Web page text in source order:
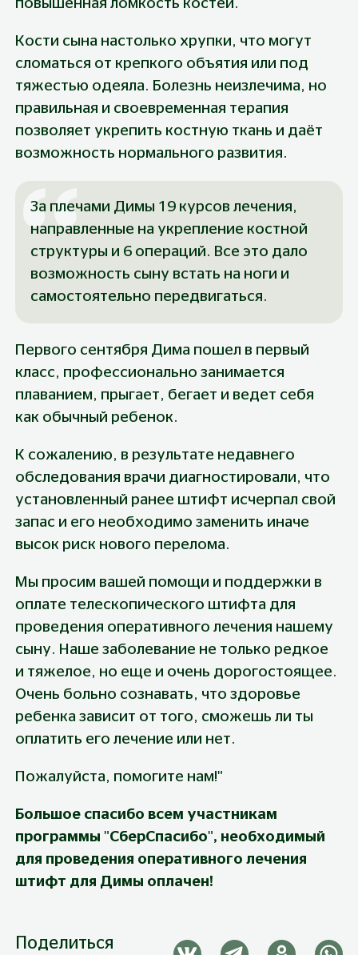
повышенная ломкость костей.
Кости сына настолько хрупки, что могут
сломаться от крепкого объятия или под
тяжестью одеяла. Болезнь неизлечима, но
правильная и своевременная терапия
позволяет укрепить костную ткань и даёт
возможность нормального развития.
За плечами Димы 19 курсов лечения,
направленные на укрепление костной
структуры и 6 операций. Все это дало
возможность сыну встать на ноги и
самостоятельно передвигаться.
Первого сентября Дима пошел в первый
класс, профессионально занимается
плаванием, прыгает, бегает и ведет себя
как обычный ребенок.
К сожалению, в результате недавнего
обследования врачи диагностировали, что
установленный ранее штифт исчерпал свой
запас и его необходимо заменить иначе
высок риск нового перелома.
Мы просим вашей помощи и поддержки в
оплате телескопического штифта для
проведения оперативного лечения нашему
сыну. Наше заболевание не только редкое
и тяжелое, но еще и очень дорогостоящее.
Очень больно сознавать, что здоровье
ребенка зависит от того, сможешь ли ты
оплатить его лечение или нет.
Пожалуйста, помогите нам!"
Большое спасибо всем участникам
программы "СберСпасибо", необходимый
для проведения оперативного лечения
штифт для Димы оплачен!
Поделиться